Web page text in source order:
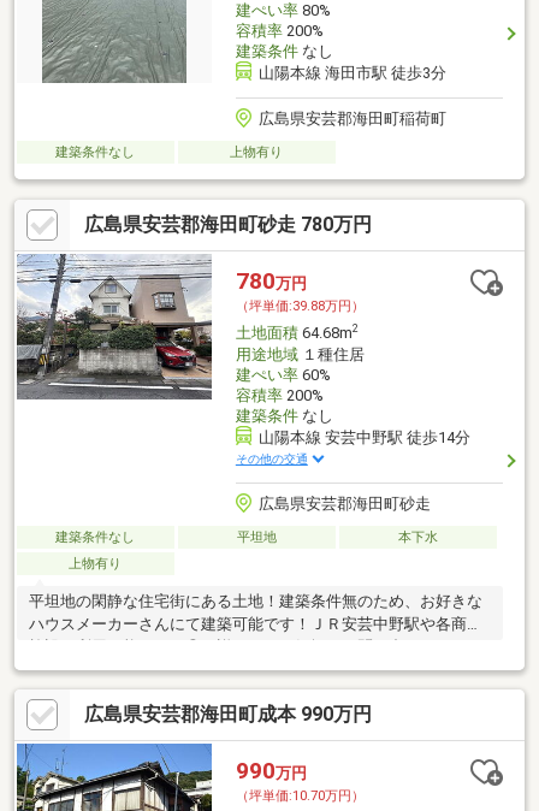
建ぺい率80%
容積率200%
建築条件なし
山陽本線 海田市駅 徒歩3分
広島県安芸郡海田町稲荷町
建築条件なし 上物有り
広島県安芸郡海田町砂走 780万円
780万円
（坪単価:39.88万円）
土地面積64.68m2
用途地域１種住居
建ぺい率60%
容積率200%
建築条件なし
山陽本線 安芸中野駅 徒歩14分
その他の交通
広島県安芸郡海田町砂走
建築条件なし 平坦地
本下水
上物有り
平坦地の閑静な住宅街にある土地！建築条件無のため、お好きな
ハウスメーカーさんにて建築可能です！ＪＲ安芸中野駅や各商業
施設が利用可能なのも◎！詳しくはお気軽にお問い合わせくださ
い！
広島県安芸郡海田町成本 990万円
990万円
（坪単価:10.70万円）